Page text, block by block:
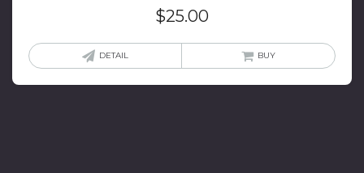
$25.00
DETAIL BUY